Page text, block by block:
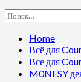
Найти:
Home
Всё для
Все для
M0NESY